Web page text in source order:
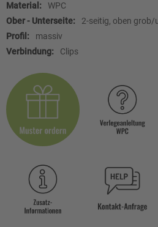
WPC
2-seitig, oben grob/
massiv
Clips